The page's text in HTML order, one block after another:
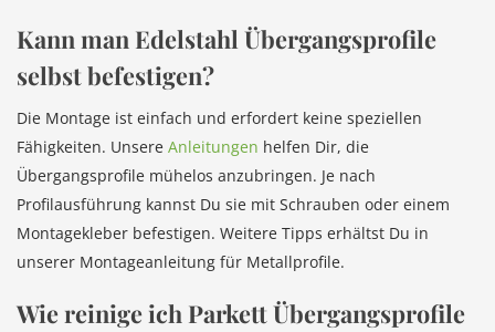
Kann man Edelstahl Übergangsprofile
selbst befestigen?
Die Montage ist einfach und erfordert keine speziellen
Fähigkeiten. Unsere Anleitungen helfen Dir, die
Übergangsprofile mühelos anzubringen. Je nach
Profilausführung kannst Du sie mit Schrauben oder einem
Montagekleber befestigen. Weitere Tipps erhältst Du in
unserer Montageanleitung für Metallprofile.
Wie reinige ich Parkett Übergangsprofile